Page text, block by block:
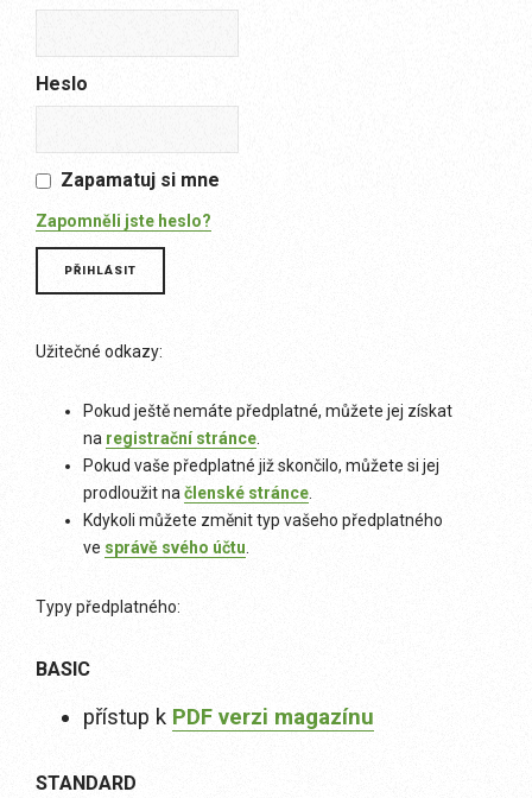
Heslo
Zapamatuj si mne
Zapomněli jste heslo?
Užitečné odkazy:
Pokud ještě nemáte předplatné, můžete jej získat
na registrační stránce
Pokud vaše předplatné již skončilo, můžete si jej
prodloužit na členské stránce
Kdykoli můžete změnit typ vašeho předplatného
ve správě svého účtu
Typy předplatného:
BASIC
přístup k PDF verzi magazínu
STANDARD